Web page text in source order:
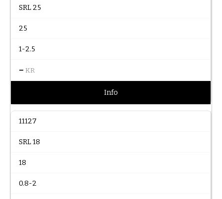
SRL 25
25
1-2.5
– KR
Info
11127
SRL 18
18
0.8-2